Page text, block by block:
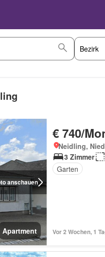
anschauen
Apartment
€ 740/
Neidling,
3 Zimmer
Garten
Vor 2 Wochen, 1